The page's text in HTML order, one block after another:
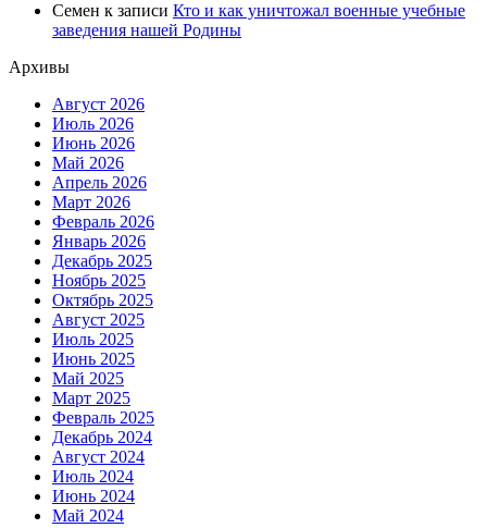
Семен к записи Кто и как уничтожал военные учебные
заведения нашей Родины
Архивы
Август 2026
Июль 2026
Июнь 2026
Май 2026
Апрель 2026
Март 2026
Февраль 2026
Январь 2026
Декабрь 2025
Ноябрь 2025
Октябрь 2025
Август 2025
Июль 2025
Июнь 2025
Май 2025
Март 2025
Февраль 2025
Декабрь 2024
Август 2024
Июль 2024
Июнь 2024
Май 2024